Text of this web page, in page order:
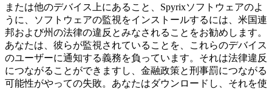
または他のデバイス上にあること、Spyrixソフトウェアのよ
うに、ソフトウェアの監視をインストールするには、米国連
邦および州の法律の違反とみなされることをお勧めします。
あなたは、彼らが監視されていることを、これらのデバイス
のユーザーに通知する義務を負っています。それは法律違反
につながることができますし、金融政策と刑事罰につながる
可能性がやっての失敗。あなたはダウンロードし、それを使